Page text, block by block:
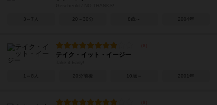
3～7人 20～30分 8歳～ 2004年
テイク・イット・イージー
1～8人 20分前後 10歳～ 2001年